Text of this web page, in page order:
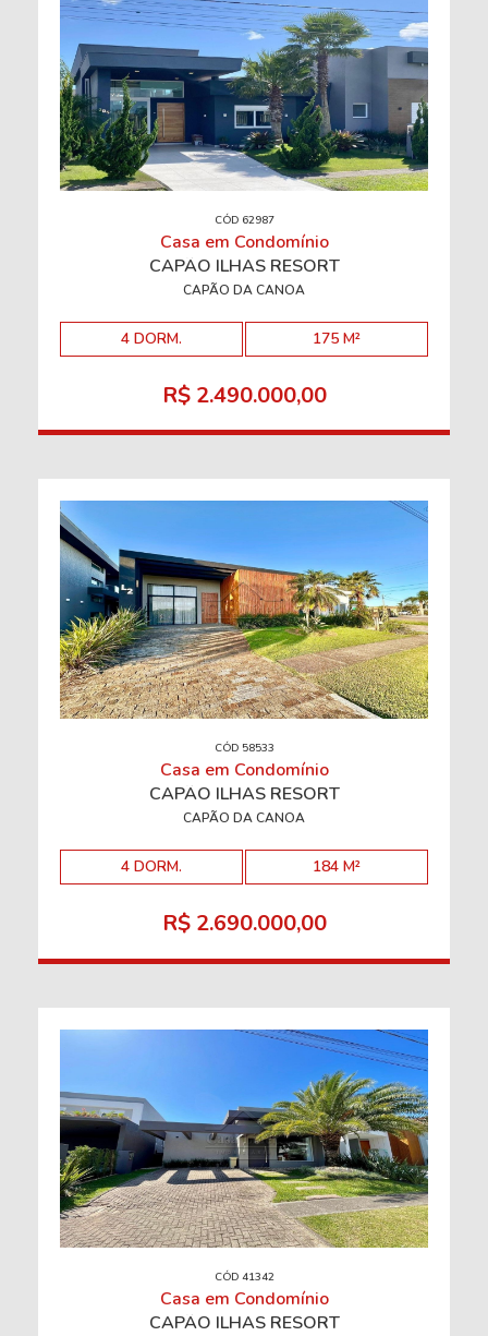
CÓD 62987
Casa em Condomínio
CAPÃO ILHAS RESORT
CAPÃO DA CANOA
4 DORM. 175 M²
R$ 2.490.000,00
CÓD 58533
Casa em Condomínio
CAPÃO ILHAS RESORT
CAPÃO DA CANOA
4 DORM. 184 M²
R$ 2.690.000,00
CÓD 41342
Casa em Condomínio
CAPÃO ILHAS RESORT